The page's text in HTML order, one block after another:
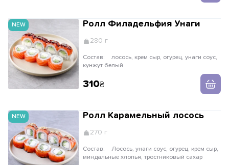
NEW Ролл Филадельфия Унаги
280 г
Состав:
кунжут белый
310
NEW Ролл Карамельный лосось
270 г
Состав:
миндальные хлопья, тростниковый сахар